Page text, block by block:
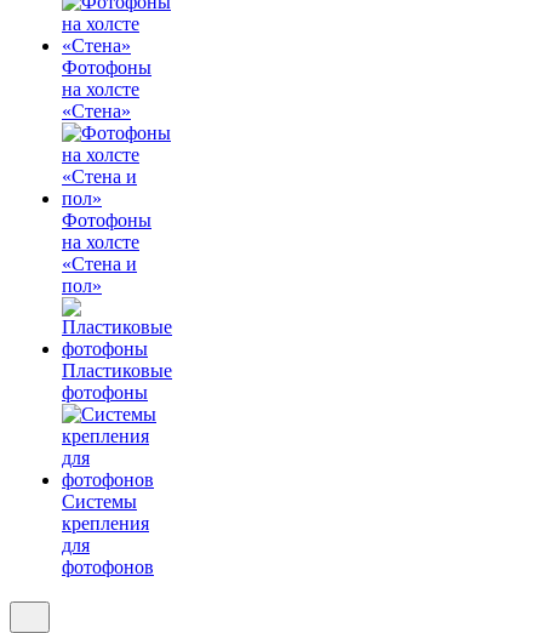
Фотофоны
на холсте
«Стена»
Фотофоны
на холсте
«Стена и
пол»
Пластиковые
фотофоны
Системы
крепления
для
фотофонов